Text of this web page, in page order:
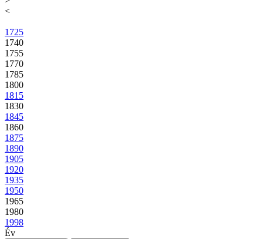
<
1725
1740
1755
1770
1785
1800
1815
1830
1845
1860
1875
1890
1905
1920
1935
1950
1965
1980
1998
Év